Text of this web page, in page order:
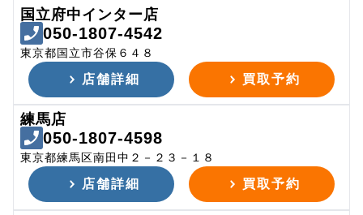
国立府中インター店
050-1807-4542
東京都国立市谷保６４８
店舗詳細 買取予約
練馬店
050-1807-4598
東京都練馬区南田中２－２３－１８
店舗詳細 買取予約